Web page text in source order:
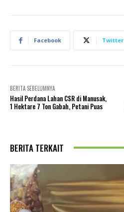
Facebook Twitter
BERITA SEBELUMNYA
Hasil Perdana Lahan CSR di Manusak,
1 Hektare 7 Ton Gabah, Petani Puas
BERITA TERKAIT